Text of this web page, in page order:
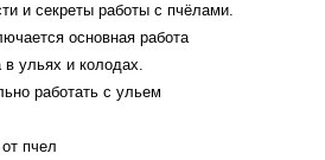
и секреты работы с пчёлами.
основная работа
в ульях и колодах.
работать с ульем
пчел